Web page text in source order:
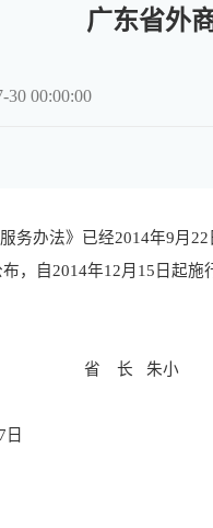
广东省外
30 00:00:00
务办法》已经2014年9月 22
，自 2014年12月 15 日起施
小
日